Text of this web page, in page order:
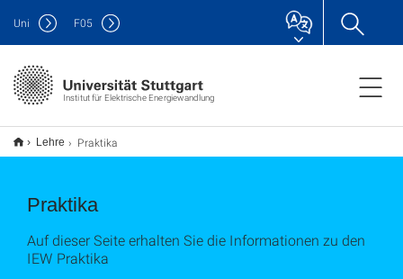
Institut für Elektrische Energiewandlung
Uni F05
Lehre Praktika
Praktika
Auf dieser Seite erhalten Sie die Informationen zu den
IEW Praktika